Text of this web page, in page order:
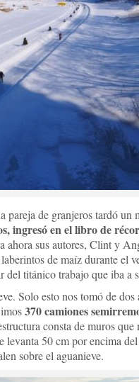
de granjeros tardó un
ingresó en el libro de
ahora sus autores, Clint y
de maíz durante el
del titánico trabajo que iba a
Solo esto nos tomó de dos
370 camiones
consta de muros
levanta 50 cm por encima
sobre el aguanieve.